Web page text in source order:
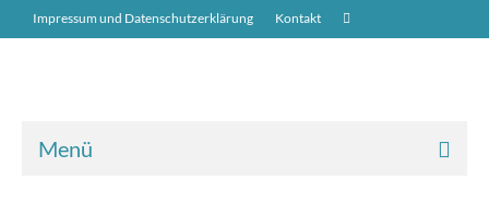
Impressum und Datenschutzerklärung Kontakt
Menü